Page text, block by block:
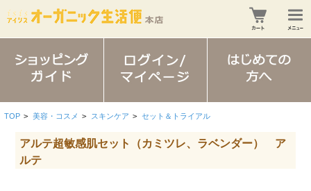
TOP > 美容・コスメ > スキンケア > セット＆トライアル
アルテ超敏感肌セット（カミツレ、ラベンダー） ア
ルテ